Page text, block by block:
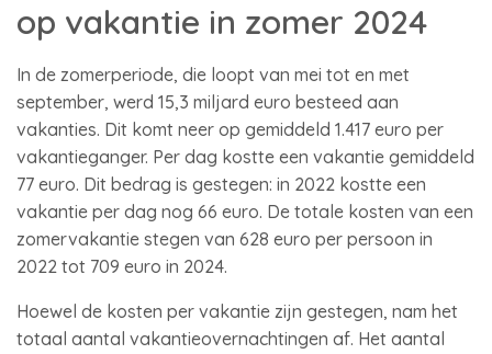
op vakantie in zomer 2024
In de zomerperiode, die loopt van mei tot en met
september, werd 15,3 miljard euro besteed aan
vakanties. Dit komt neer op gemiddeld 1.417 euro per
vakantieganger. Per dag kostte een vakantie gemiddeld
77 euro. Dit bedrag is gestegen: in 2022 kostte een
vakantie per dag nog 66 euro. De totale kosten van een
zomervakantie stegen van 628 euro per persoon in
2022 tot 709 euro in 2024.
Hoewel de kosten per vakantie zijn gestegen, nam het
totaal aantal vakantieovernachtingen af. Het aantal